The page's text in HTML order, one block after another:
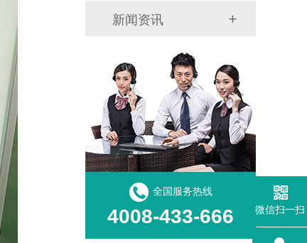
新闻资讯
全国服务热线
4008-433-666 微信扫一扫